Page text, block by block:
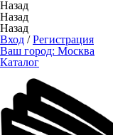
Назад
Назад
Назад
Вход /Регистрация
Ваш город: Москва
Каталог